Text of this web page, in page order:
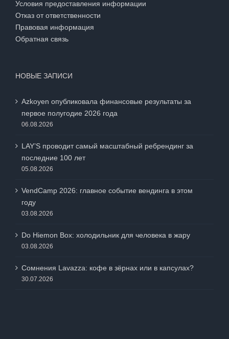
Условия предоставления информации
Отказ от ответственности
Правовая информация
Обратная связь
НОВЫЕ ЗАПИСИ
Azkoyen опубликовала финансовые результаты за
первое полугодие 2026 года
06.08.2026
LAY’S проводит самый масштабный ребрендинг за
последние 100 лет
05.08.2026
VendCamp 2026: главное событие вендинга в этом
году
03.08.2026
Do Hiemon Box: холодильник для человека в жару
03.08.2026
Сомнения Lavazza: кофе в зёрнах или в капсулах?
30.07.2026